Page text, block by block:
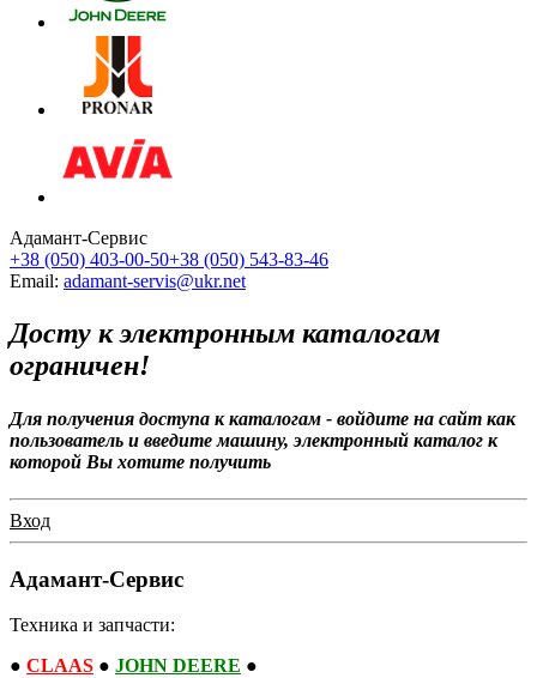
Адамант-Сервис
+38 (050) 403-00-50+38 (050) 543-83-46
Email: adamant-servis@ukr.net
Досту к электронным каталогам
ограничен!
Для получения доступа к каталогам - войдите на сайт как
пользователь и введите машину, электронный каталог к
которой Вы хотите получить
Вход
Адамант-Сервис
Техника и запчасти:
● CLAAS ● JOHN DEERE ●